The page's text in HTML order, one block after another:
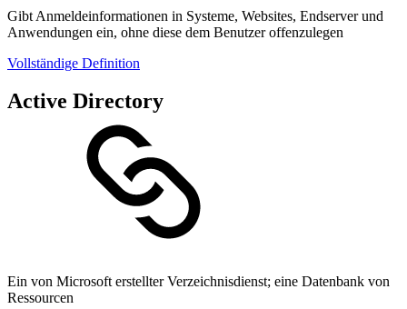
Gibt Anmeldeinformationen in Systeme, Websites, Endserver und
Anwendungen ein, ohne diese dem Benutzer offenzulegen
Vollständige Definition
Active Directory
Ein von Microsoft erstellter Verzeichnisdienst; eine Datenbank von
Ressourcen